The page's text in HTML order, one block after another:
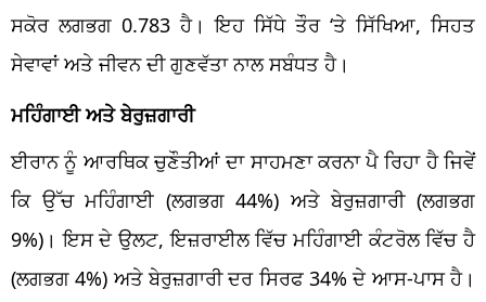
ਸਕੋਰ ਲਗਭਗ 0.783 ਹੈ। ਇਹ ਸਿੱਧੇ ਤੌਰ ‘ਤੇ ਸਿੱਖਿਆ, ਸਿਹਤ
ਸੇਵਾਵਾਂ ਅਤੇ ਜੀਵਨ ਦੀ ਗੁਣਵੱਤਾ ਨਾਲ ਸਬੰਧਤ ਹੈ।
ਮਹਿੰਗਾਈ ਅਤੇ ਬੇਰੁਜ਼ਗਾਰੀ
ਈਰਾਨ ਨੂੰ ਆਰਥਿਕ ਚੁਣੌਤੀਆਂ ਦਾ ਸਾਹਮਣਾ ਕਰਨਾ ਪੈ ਰਿਹਾ ਹੈ ਜਿਵੇਂ
ਕਿ ਉੱਚ ਮਹਿੰਗਾਈ (ਲਗਭਗ 44%) ਅਤੇ ਬੇਰੁਜ਼ਗਾਰੀ (ਲਗਭਗ
9%)। ਇਸ ਦੇ ਉਲਟ, ਇਜ਼ਰਾਈਲ ਵਿੱਚ ਮਹਿੰਗਾਈ ਕੰਟਰੋਲ ਵਿੱਚ ਹੈ
(ਲਗਭਗ 4%) ਅਤੇ ਬੇਰੁਜ਼ਗਾਰੀ ਦਰ ਸਿਰਫ 34% ਦੇ ਆਸ-ਪਾਸ ਹੈ।